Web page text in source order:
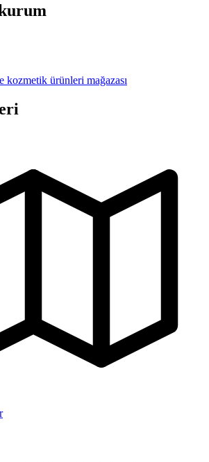
kozmetik ürünleri mağazası